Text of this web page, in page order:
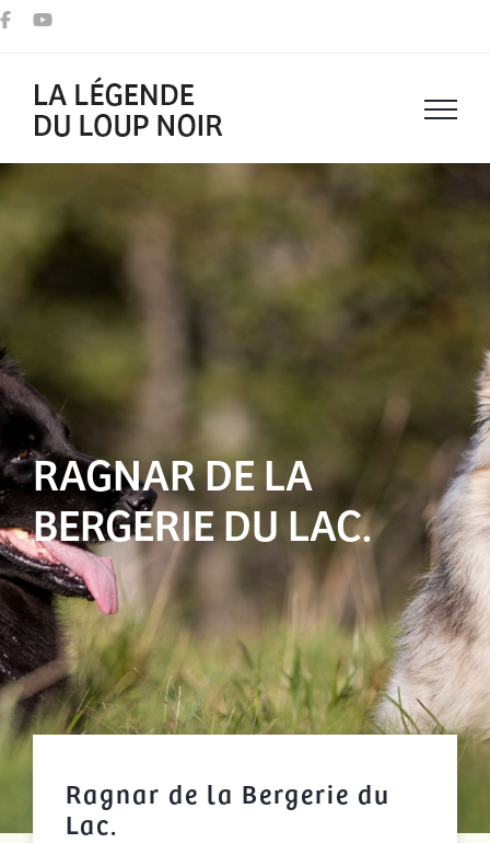
Passer
RAGNAR DE LA
BERGERIE DU LAC.
Ragnar de la Bergerie du
Lac.